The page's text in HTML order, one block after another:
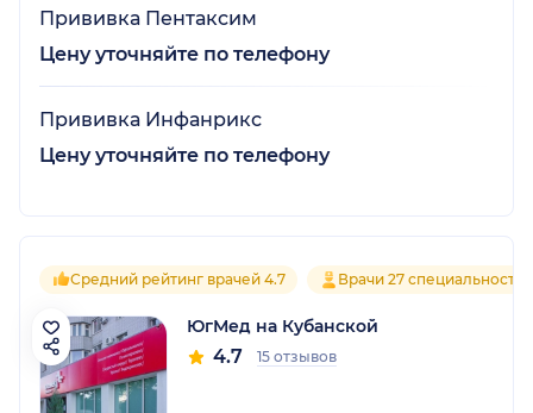
Прививка Пентаксим
Цену уточняйте по телефону
Прививка Инфанрикс
Цену уточняйте по телефону
Средний рейтинг врачей 4.7 Врачи 27 специальностей
ЮгМед на Кубанской
4.7 15 отзывов